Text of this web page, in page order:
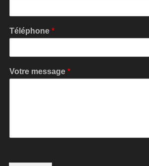
Téléphone *
Votre message *